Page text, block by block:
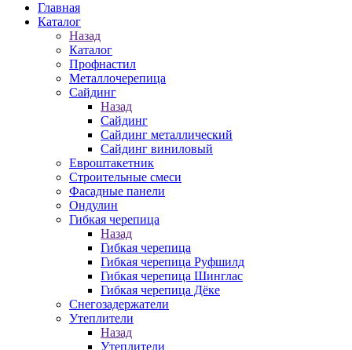
Главная
Каталог
Назад
Каталог
Профнастил
Металлочерепица
Сайдинг
Назад
Сайдинг
Сайдинг металлический
Сайдинг виниловый
Евроштакетник
Строительные смеси
Фасадные панели
Ондулин
Гибкая черепица
Назад
Гибкая черепица
Гибкая черепица Руфшилд
Гибкая черепица Шинглас
Гибкая черепица Дёке
Снегозадержатели
Утеплители
Назад
Утеплители